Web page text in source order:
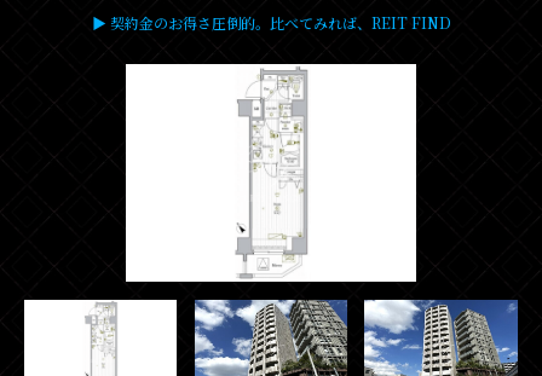
▶ 契約金のお得さ圧倒的。比べてみれば、REIT FIND